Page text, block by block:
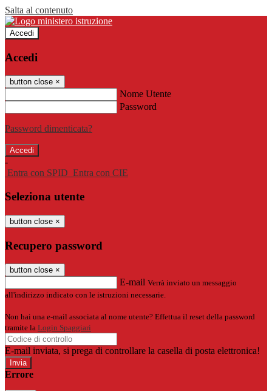
Salta al contenuto
Accedi
Accedi
button close ×
Nome Utente
Password
Password dimenticata?
-
Entra con SPID Entra con CIE
Seleziona utente
button close ×
Recupero password
button close ×
E-mail Verrà inviato un messaggio
all'indirizzo indicato con le istruzioni necessarie.
Non hai una e-mail associata al nome utente? Effettua il reset della password
tramite la Login Spaggiari
E-mail inviata, si prega di controllare la casella di posta elettronica!
Errore